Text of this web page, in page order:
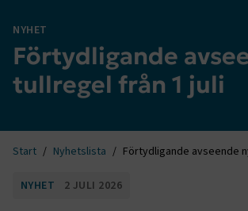
NYHET
Förtydligande
tullregel från 1 juli
Start Nyhetslista Förtydligande avseende
NYHET 2 JULI 2026